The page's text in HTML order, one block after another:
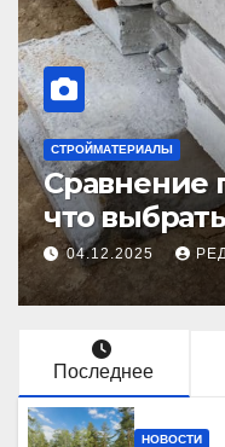
СТРОЙМАТЕРИАЛЫ
выбрать
04.12.2025
Последнее
НОВОСТИ